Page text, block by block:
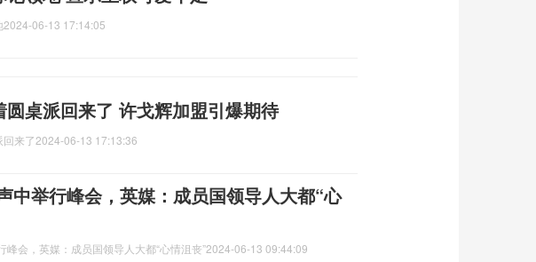
2024-06-13 17:14:05
圆桌派回来了 许戈辉加盟引爆期待
来了2024-06-13 17:13:36
中举行峰会，英媒：成员国领导人大都“心
峰会，英媒：成员国领导人大都“心情沮丧”2024-06-13 09:44:09